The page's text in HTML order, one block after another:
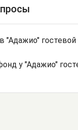
"Адажио"
у "Адажио"